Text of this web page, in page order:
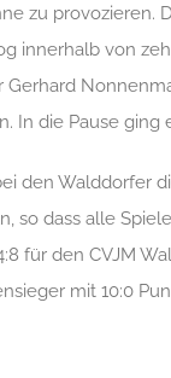
zu provozieren.
innerhalb von
Gerhard
In die Pause ging
den Walddorfer
so dass alle
für den CVJM
mit 10:0